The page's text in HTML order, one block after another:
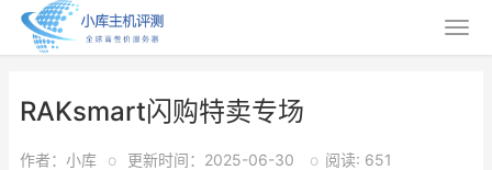
RAKsmart闪购特卖专场
作者：小库 o 更新时间：2025-06-30 o 阅读: 651